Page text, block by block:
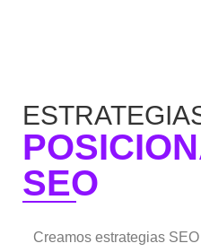
SEO
Creamos estrategias SEO